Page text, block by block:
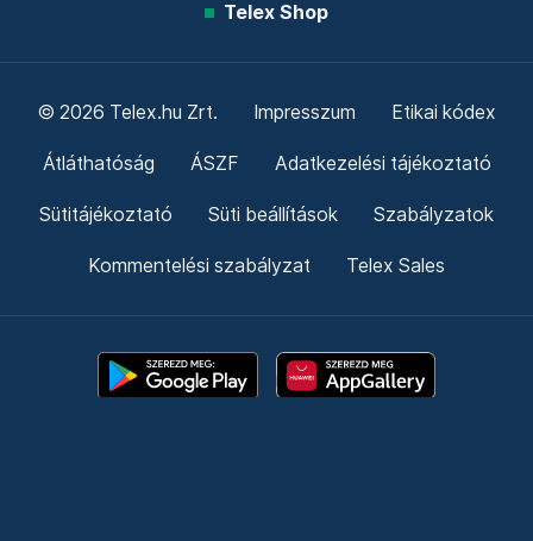
Telex Shop
© 2026 Telex.hu Zrt. Impresszum Etikai kódex
Átláthatóság ÁSZF Adatkezelési tájékoztató
Sütitájékoztató Süti beállítások Szabályzatok
Kommentelési szabályzat Telex Sales